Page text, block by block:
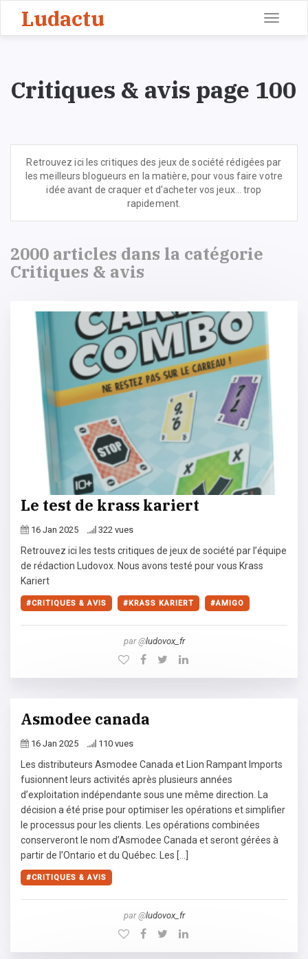
Toggle
Ludactu
Critiques & avis page 100
Retrouvez ici les critiques des jeux de société rédigées par
les meilleurs blogueurs en la matière, pour vous faire votre
idée avant de craquer et d'acheter vos jeux... trop
rapidement.
2000 articles dans la catégorie
Critiques & avis
Le test de krass kariert
16 Jan 2025 322 vues
Retrouvez ici les tests critiques de jeux de société par l’équipe
de rédaction Ludovox. Nous avons testé pour vous Krass
Kariert
CRITIQUES & AVIS KRASS KARIERT AMIGO
par @ludovox_fr
Asmodee canada
16 Jan 2025 110 vues
Les distributeurs Asmodee Canada et Lion Rampant Imports
fusionnent leurs activités après plusieurs années
d’exploitation indépendante sous une même direction. La
décision a été prise pour optimiser les opérations et simplifier
le processus pour les clients. Les opérations combinées
conserveront le nom d’Asmodee Canada et seront gérées à
partir de l’Ontario et du Québec. Les […]
CRITIQUES & AVIS
par @ludovox_fr